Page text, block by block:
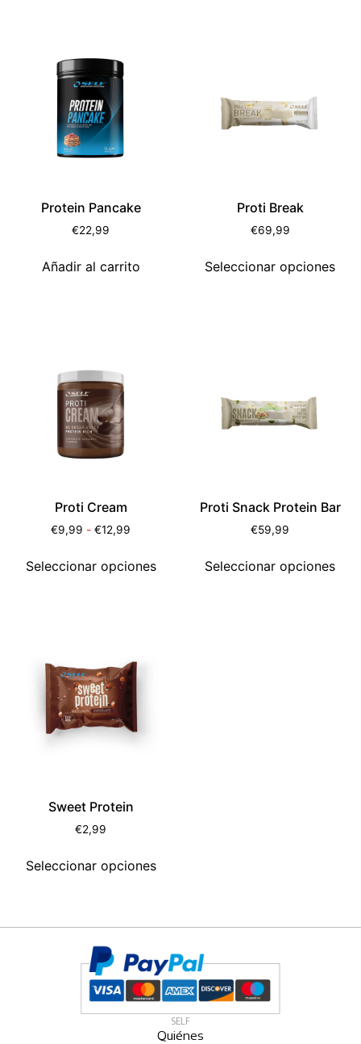
Protein Pancake
€22,99
Añadir al carrito
Proti Break
€69,99
Seleccionar opciones
Proti Cream
€9,99 -€12,99
Seleccionar opciones
Proti Snack Protein Bar
€59,99
Seleccionar opciones
Sweet Protein
€2,99
Seleccionar opciones
SELF
Quiénes